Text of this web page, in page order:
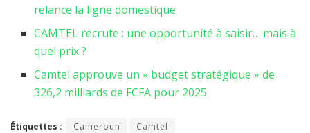
relance la ligne domestique
CAMTEL recrute : une opportunité à saisir… mais à
quel prix ?
Camtel approuve un « budget stratégique » de
326,2 milliards de FCFA pour 2025
Étiquettes : Cameroun
Camtel